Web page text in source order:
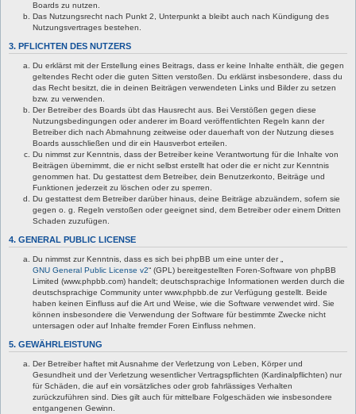
Boards zu nutzen.
Das Nutzungsrecht nach Punkt 2, Unterpunkt a bleibt auch nach Kündigung des
Nutzungsvertrages bestehen.
3. PFLICHTEN DES NUTZERS
Du erklärst mit der Erstellung eines Beitrags, dass er keine Inhalte enthält, die gegen
geltendes Recht oder die guten Sitten verstoßen. Du erklärst insbesondere, dass du
das Recht besitzt, die in deinen Beiträgen verwendeten Links und Bilder zu setzen
bzw. zu verwenden.
Der Betreiber des Boards übt das Hausrecht aus. Bei Verstößen gegen diese
Nutzungsbedingungen oder anderer im Board veröffentlichten Regeln kann der
Betreiber dich nach Abmahnung zeitweise oder dauerhaft von der Nutzung dieses
Boards ausschließen und dir ein Hausverbot erteilen.
Du nimmst zur Kenntnis, dass der Betreiber keine Verantwortung für die Inhalte von
Beiträgen übernimmt, die er nicht selbst erstellt hat oder die er nicht zur Kenntnis
genommen hat. Du gestattest dem Betreiber, dein Benutzerkonto, Beiträge und
Funktionen jederzeit zu löschen oder zu sperren.
Du gestattest dem Betreiber darüber hinaus, deine Beiträge abzuändern, sofern sie
gegen o. g. Regeln verstoßen oder geeignet sind, dem Betreiber oder einem Dritten
Schaden zuzufügen.
4. GENERAL PUBLIC LICENSE
Du nimmst zur Kenntnis, dass es sich bei phpBB um eine unter der „
GNU General Public License v2“ (GPL) bereitgestellten Foren-Software von phpBB
Limited (www.phpbb.com) handelt; deutschsprachige Informationen werden durch die
deutschsprachige Community unter www.phpbb.de zur Verfügung gestellt. Beide
haben keinen Einfluss auf die Art und Weise, wie die Software verwendet wird. Sie
können insbesondere die Verwendung der Software für bestimmte Zwecke nicht
untersagen oder auf Inhalte fremder Foren Einfluss nehmen.
5. GEWÄHRLEISTUNG
Der Betreiber haftet mit Ausnahme der Verletzung von Leben, Körper und
Gesundheit und der Verletzung wesentlicher Vertragspflichten (Kardinalpflichten) nur
für Schäden, die auf ein vorsätzliches oder grob fahrlässiges Verhalten
zurückzuführen sind. Dies gilt auch für mittelbare Folgeschäden wie insbesondere
entgangenen Gewinn.